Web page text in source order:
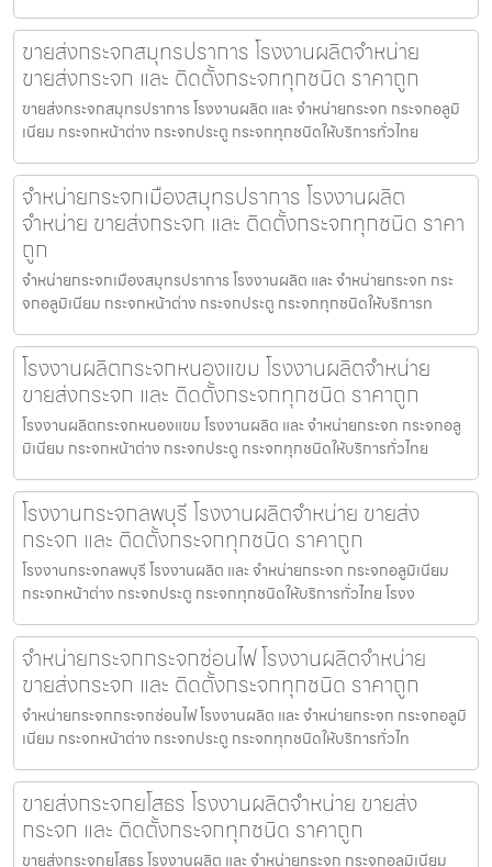
ขายส่งกระจกสมุทรปราการ โรงงานผลิตจำหน่าย
ขายส่งกระจก และ ติดตั้งกระจกทุกชนิด ราคาถูก
ขายส่งกระจกสมุทรปราการ โรงงานผลิต และ จำหน่ายกระจก กระจกอลูมิ
เนียม กระจกหน้าต่าง กระจกประตู กระจกทุกชนิดให้บริการทั่วไทย
จำหน่ายกระจกเมืองสมุทรปราการ โรงงานผลิต
จำหน่าย ขายส่งกระจก และ ติดตั้งกระจกทุกชนิด ราคา
ถูก
จำหน่ายกระจกเมืองสมุทรปราการ โรงงานผลิต และ จำหน่ายกระจก กระ
จกอลูมิเนียม กระจกหน้าต่าง กระจกประตู กระจกทุกชนิดให้บริการท
โรงงานผลิตกระจกหนองแขม โรงงานผลิตจำหน่าย
ขายส่งกระจก และ ติดตั้งกระจกทุกชนิด ราคาถูก
โรงงานผลิตกระจกหนองแขม โรงงานผลิต และ จำหน่ายกระจก กระจกอลู
มิเนียม กระจกหน้าต่าง กระจกประตู กระจกทุกชนิดให้บริการทั่วไทย
โรงงานกระจกลพบุรี โรงงานผลิตจำหน่าย ขายส่ง
กระจก และ ติดตั้งกระจกทุกชนิด ราคาถูก
โรงงานกระจกลพบุรี โรงงานผลิต และ จำหน่ายกระจก กระจกอลูมิเนียม
กระจกหน้าต่าง กระจกประตู กระจกทุกชนิดให้บริการทั่วไทย โรงง
จำหน่ายกระจกกระจกซ่อนไฟ โรงงานผลิตจำหน่าย
ขายส่งกระจก และ ติดตั้งกระจกทุกชนิด ราคาถูก
จำหน่ายกระจกกระจกซ่อนไฟ โรงงานผลิต และ จำหน่ายกระจก กระจกอลูมิ
เนียม กระจกหน้าต่าง กระจกประตู กระจกทุกชนิดให้บริการทั่วไท
ขายส่งกระจกยโสธร โรงงานผลิตจำหน่าย ขายส่ง
กระจก และ ติดตั้งกระจกทุกชนิด ราคาถูก
ขายส่งกระจกยโสธร โรงงานผลิต และ จำหน่ายกระจก กระจกอลูมิเนียม